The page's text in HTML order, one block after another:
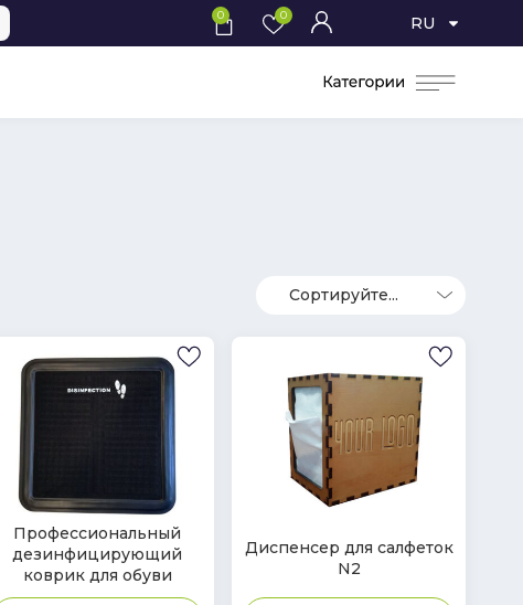
0 0 RU
наличии
Профессиональный
дезинфицирующий
коврик для обуви
В
Диспенсер для салфеток
N2